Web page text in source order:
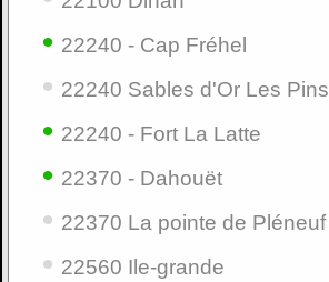
• 22240 - Cap Fréhel
• 22240 Sables d'Or Les Pins
• 22240 - Fort La Latte
• 22370 - Dahouët
• 22370 La pointe de Pléneuf
• 22560 Ile-grande